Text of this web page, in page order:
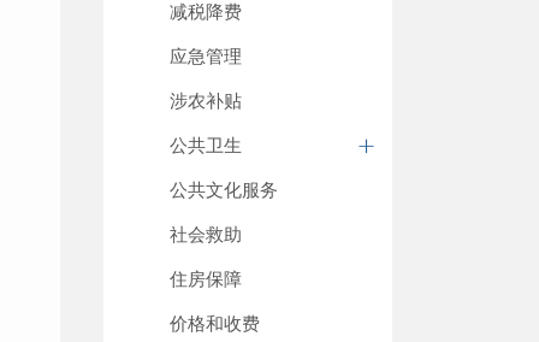
减税降费
应急管理
涉农补贴
公共卫生
公共文化服务
社会救助
住房保障
价格和收费